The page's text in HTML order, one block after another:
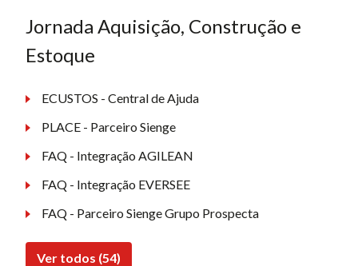
Jornada Aquisição, Construção e
Estoque
ECUSTOS - Central de Ajuda
PLACE - Parceiro Sienge
FAQ - Integração AGILEAN
FAQ - Integração EVERSEE
FAQ - Parceiro Sienge Grupo Prospecta
Ver todos (54)